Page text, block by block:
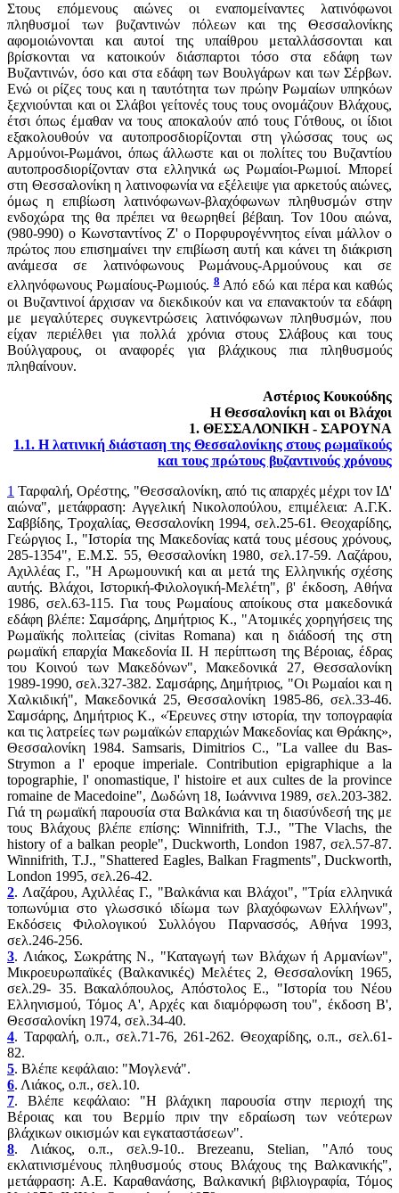
Στους επόμενους αιώνες οι εναπομείναντες λατινόφωνοι
πληθυσμοί των βυζαντινών πόλεων και της Θεσσαλονίκης
αφομοιώνονται και αυτοί της υπαίθρου μεταλλάσσονται και
βρίσκονται να κατοικούν διάσπαρτοι τόσο στα εδάφη των
Βυζαντινών, όσο και στα εδάφη των Βουλγάρων και των Σέρβων.
Ενώ οι ρίζες τους και η ταυτότητα των πρώην Ρωμαίων υπηκόων
ξεχνιούνται και οι Σλάβοι γείτονές τους τους ονομάζουν Βλάχους,
έτσι όπως έμαθαν να τους αποκαλούν από τους Γότθους, οι ίδιοι
εξακολουθούν να αυτοπροσδιορίζονται στη γλώσσας τους ως
Αρμούνοι-Ρωμάνοι, όπως άλλωστε και οι πολίτες του Βυζαντίου
αυτοπροσδιορίζονταν στα ελληνικά ως Ρωμαίοι-Ρωμιοί. Μπορεί
στη Θεσσαλονίκη η λατινοφωνία να εξέλειψε για αρκετούς αιώνες,
όμως η επιβίωση λατινόφωνων-βλαχόφωνων πληθυσμών στην
ενδοχώρα της θα πρέπει να θεωρηθεί βέβαιη. Τον 10ου αιώνα,
(980-990) ο Κωνσταντίνος Ζ' ο Πορφυρογέννητος είναι μάλλον ο
πρώτος που επισημαίνει την επιβίωση αυτή και κάνει τη διάκριση
ανάμεσα σε λατινόφωνους Ρωμάνους-Αρμούνους και σε
ελληνόφωνους Ρωμαίους-Ρωμιούς.8Από εδώ και πέρα και καθώς
οι Βυζαντινοί άρχισαν να διεκδικούν και να επανακτούν τα εδάφη
με μεγαλύτερες συγκεντρώσεις λατινόφωνων πληθυσμών, που
είχαν περιέλθει για πολλά χρόνια στους Σλάβους και τους
Βούλγαρους, οι αναφορές για βλάχικους πια πληθυσμούς
πληθαίνουν.
Αστέριος Κουκούδης
Η Θεσσαλονίκη και οι Βλάχοι
1. ΘΕΣΣΑΛΟΝΙΚΗ - ΣΑΡΟΥΝΑ
1.1. H λατινική διάσταση της Θεσσαλονίκης στους ρωμαϊκούς
και τους πρώτους βυζαντινούς χρόνους
1 Ταρφαλή, Ορέστης, "Θεσσαλονίκη, από τις απαρχές μέχρι τον ΙΔ'
αιώνα", μετάφραση: Αγγελική Νικολοπούλου, επιμέλεια: Α.Γ.Κ.
Σαββίδης, Τροχαλίας, Θεσσαλονίκη 1994, σελ.25-61. Θεοχαρίδης,
Γεώργιος Ι., "Ιστορία της Μακεδονίας κατά τους μέσους χρόνους,
285-1354", Ε.Μ.Σ. 55, Θεσσαλονίκη 1980, σελ.17-59. Λαζάρου,
Αχιλλέας Γ., "Η Αρωμουνική και αι μετά της Ελληνικής σχέσης
αυτής. Βλάχοι, Ιστορική-Φιλολογική-Μελέτη", β' έκδοση, Αθήνα
1986, σελ.63-115. Για τους Ρωμαίους αποίκους στα μακεδονικά
εδάφη βλέπε: Σαμσάρης, Δημήτριος Κ., "Ατομικές χορηγήσεις της
Ρωμαϊκής πολιτείας (civitas Romana) και η διάδοσή της στη
ρωμαϊκή επαρχία Μακεδονία ΙΙ. Η περίπτωση της Βέροιας, έδρας
του Κοινού των Μακεδόνων", Μακεδονικά 27, Θεσσαλονίκη
1989-1990, σελ.327-382. Σαμσάρης, Δημήτριος, "Οι Ρωμαίοι και η
Χαλκιδική", Μακεδονικά 25, Θεσσαλονίκη 1985-86, σελ.33-46.
Σαμσάρης, Δημήτριος Κ., «Έρευνες στην ιστορία, την τοπογραφία
και τις λατρείες των ρωμαϊκών επαρχιών Μακεδονίας και Θράκης»,
Θεσσαλονίκη 1984. Samsaris, Dimitrios C., "La vallee du Bas-
Strymon a l' epoque imperiale. Contribution epigraphique a la
topographie, l' onomastique, l' histoire et aux cultes de la province
romaine de Macedoine", Δωδώνη 18, Ιωάννινα 1989, σελ.203-382.
Γιά τη ρωμαϊκή παρουσία στα Βαλκάνια και τη διασύνδεσή της με
τους Βλάχους βλέπε επίσης: Winnifrith, T.J., "The Vlachs, the
history of a balkan people", Duckworth, London 1987, σελ.57-87.
Winnifrith, T.J., "Shattered Eagles, Balkan Fragments", Duckworth,
London 1995, σελ.26-42.
2. Λαζάρου, Αχιλλέας Γ., "Βαλκάνια και Βλάχοι", "Τρία ελληνικά
τοπωνύμια στο γλωσσικό ιδίωμα των βλαχόφωνων Ελλήνων",
Εκδόσεις Φιλολογικού Συλλόγου Παρνασσός, Αθήνα 1993,
σελ.246-256.
3. Λιάκος, Σωκράτης Ν., "Καταγωγή των Βλάχων ή Αρμανίων",
Μικροευρωπαϊκές (Βαλκανικές) Μελέτες 2, Θεσσαλονίκη 1965,
σελ.29- 35. Βακαλόπουλος, Απόστολος Ε., "Ιστορία του Νέου
Ελληνισμού, Τόμος Α', Αρχές και διαμόρφωση του", έκδοση Β',
Θεσσαλονίκη 1974, σελ.34-40.
4. Ταρφαλή, ο.π., σελ.71-76, 261-262. Θεοχαρίδης, ο.π., σελ.61-
82.
5. Βλέπε κεφάλαιο: "Μογλενά".
6. Λιάκος, ο.π., σελ.10.
7. Βλέπε κεφάλαιο: "Η βλάχικη παρουσία στην περιοχή της
Βέροιας και του Βερμίο πριν την εδραίωση των νεότερων
βλάχικων οικισμών και εγκαταστάσεων".
8. Λιάκος, ο.π., σελ.9-10.. Brezeanu, Stelian, "Από τους
εκλατινισμένους πληθυσμούς στους Βλάχους της Βαλκανικής",
μετάφραση: Α.Ε. Καραθανάσης, Βαλκανική βιβλιογραφία, Τόμος